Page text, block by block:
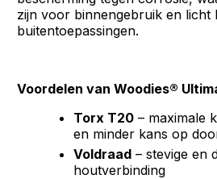
zijn voor binnengebruik en licht
buitentoepassingen.
Voordelen van Woodies®
Torx T20 – maximale
en minder kans op
Voldraad – stevige en
houtverbinding